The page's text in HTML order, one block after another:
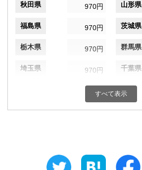
秋田県 970円 山形県
福島県 970円 茨城県
栃木県 970円 群馬県
埼玉県 970円 千葉県
970円 神奈川県
新潟県 970円 富山県
970円 長野県
すべて表示